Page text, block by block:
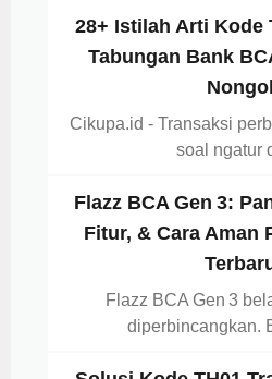
28+ Istilah Arti Kode
Tabungan Bank
Cikupa.id - Transaksi
soal ngatur
Flazz BCA Gen 3:
Fitur, & Cara Aman
Flazz BCA Gen 3
diperbincangkan.